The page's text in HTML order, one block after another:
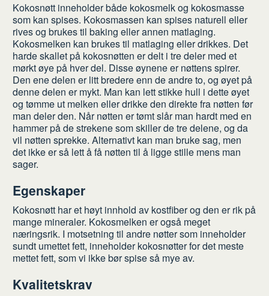
Kokosnøtt inneholder både kokosmelk og kokosmasse
som kan spises. Kokosmassen kan spises naturell eller
rives og brukes til baking eller annen matlaging.
Kokosmelken kan brukes til matlaging eller drikkes. Det
harde skallet på kokosnøtten er delt i tre deler med et
mørkt øye på hver del. Disse øynene er nøttens spirer.
Den ene delen er litt bredere enn de andre to, og øyet på
denne delen er mykt. Man kan lett stikke hull i dette øyet
og tømme ut melken eller drikke den direkte fra nøtten før
man deler den. Når nøtten er tømt slår man hardt med en
hammer på de strekene som skiller de tre delene, og da
vil nøtten sprekke. Alternativt kan man bruke sag, men
det ikke er så lett å få nøtten til å ligge stille mens man
sager.
Egenskaper
Kokosnøtt har et høyt innhold av kostfiber og den er rik på
mange mineraler. Kokosmelken er også meget
næringsrik. I motsetning til andre nøtter som inneholder
sundt umettet fett, inneholder kokosnøtter for det meste
mettet fett, som vi ikke bør spise så mye av.
Kvalitetskrav